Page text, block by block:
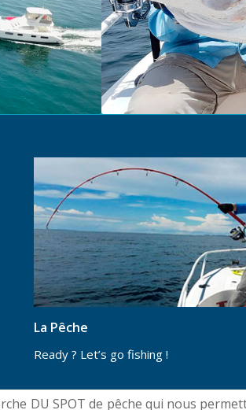
La Pêche
Ready ? Let’s go fishing !
DU SPOT de pêche qui nous